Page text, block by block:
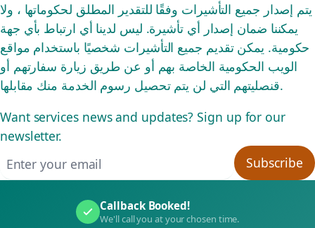
يتم إصدار جميع التأشيرات وفقًا للتقدير المطلق لحكوماتها ، ولا
يمكننا ضمان إصدار أي تأشيرة. ليس لدينا أي ارتباط بأي جهة
حكومية. يمكن تقديم جميع التأشيرات شخصيًا باستخدام مواقع
الويب الحكومية الخاصة بهم أو عن طريق زيارة سفارتهم أو
قنصليتهم التي لن يتم تحصيل رسوم الخدمة منك مقابلها.
Want services news and updates? Sign up for our
newsletter.
Subscribe
Callback Booked!
We'll call you at your chosen time.